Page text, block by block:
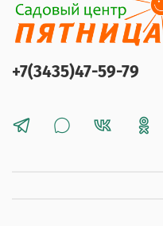
+7(3435)47-59-79